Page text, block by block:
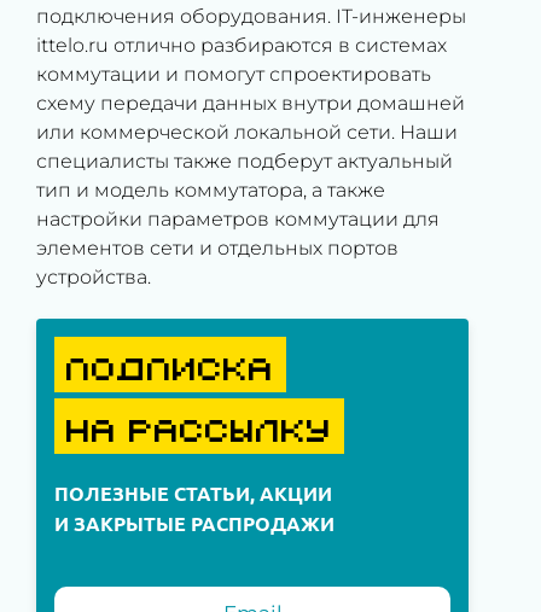
подключения оборудования. IT-инженеры
ittelo.ru отлично разбираются в системах
коммутации и помогут спроектировать
схему передачи данных внутри домашней
или коммерческой локальной сети. Наши
специалисты также подберут актуальный
тип и модель коммутатора, а также
настройки параметров коммутации для
элементов сети и отдельных портов
устройства.
ПОДПИСКА
НА РАССЫЛКУ
ПОЛЕЗНЫЕ СТАТЬИ, АКЦИИ
И ЗАКРЫТЫЕ РАСПРОДАЖИ